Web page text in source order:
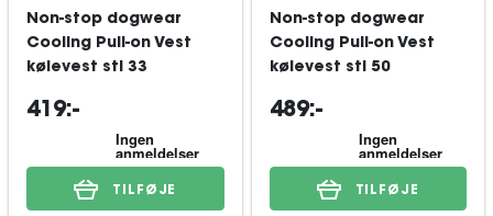
Non-stop dogwear
Cooling Pull-on Vest
kølevest stl 33
419:-
TILFØJE
Non-stop dogwear
Cooling Pull-on Vest
kølevest stl 50
489:-
TILFØJE